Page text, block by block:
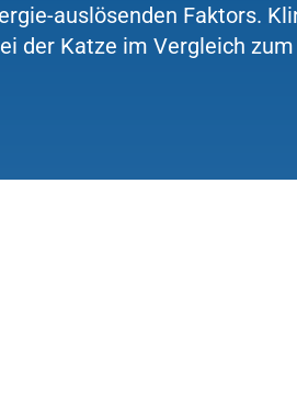
auslösenden Faktors.
der Katze im Vergleich